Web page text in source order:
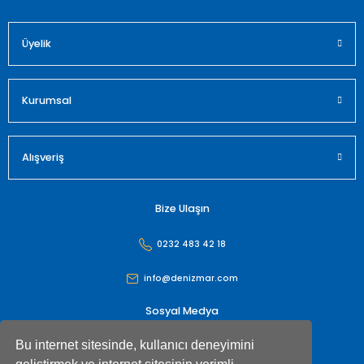
Bu internet sitesinde, kullanıcı deneyimini
Üyelik
Kurumsal
Alışveriş
Bize Ulaşın
0232 483 42 18
info@denizmar.com
Sosyal Medya